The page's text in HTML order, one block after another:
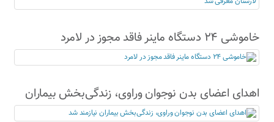
خاموشی ۲۴ دستگاه ماینر فاقد مجوز در لامرد
اهدای اعضای بدن نوجوان وراوی، زندگی‌بخش بیماران
نیازمند شد